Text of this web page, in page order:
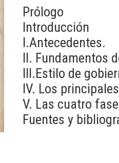
Prólogo
Introducción
I.Antecedentes.
II. Fundamentos
III.Estilo de
IV. Los
V. Las cuatro
Fuentes y